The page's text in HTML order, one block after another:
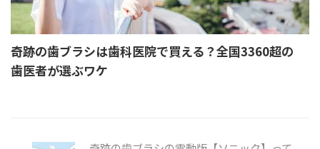
奇跡の歯ブラシは歯科医院で買える？全国3360超の
歯医者が選ぶワケ